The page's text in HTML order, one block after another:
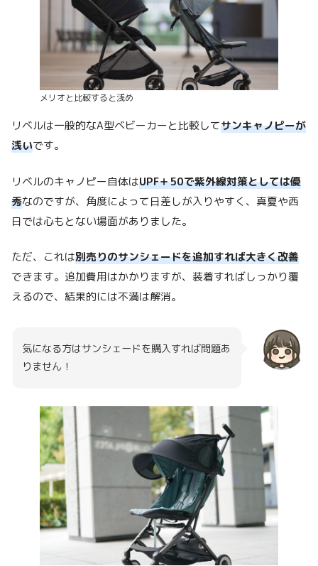
メリオと比較すると浅め
リベルは一般的なA型ベビーカーと比較してサンキャノピーが
浅いです。
リベルのキャノピー自体はUPF＋50で紫外線対策としては優
秀なのですが、角度によって日差しが入りやすく、真夏や西
日では心もとない場面がありました。
ただ、これは別売りのサンシェードを追加すれば大きく改善
できます。追加費用はかかりますが、装着すればしっかり覆
えるので、結果的には不満は解消。
気になる方はサンシェードを購入すれば問題あ
りません！